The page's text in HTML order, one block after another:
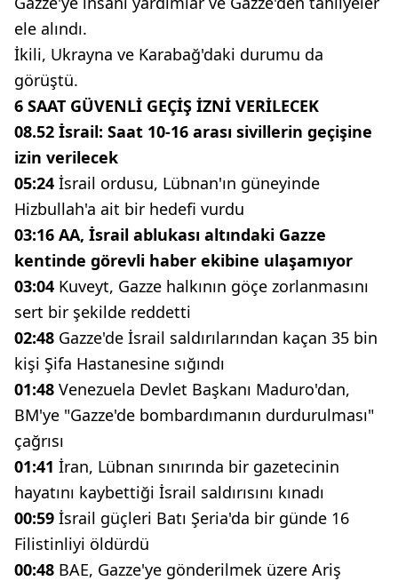
ele alındı.
İkili, Ukrayna ve Karabağ'daki durumu da
görüştü.
6 SAAT GÜVENLİ GEÇİŞ İZNİ VERİLECEK
08.52 İsrail: Saat 10-16 arası sivillerin geçişine
izin verilecek
05:24 İsrail ordusu, Lübnan'ın güneyinde
Hizbullah'a ait bir hedefi vurdu
03:16 AA, İsrail ablukası altındaki Gazze
kentinde görevli haber ekibine ulaşamıyor
03:04 Kuveyt, Gazze halkının göçe zorlanmasını
sert bir şekilde reddetti
02:48 Gazze'de İsrail saldırılarından kaçan 35 bin
kişi Şifa Hastanesine sığındı
01:48 Venezuela Devlet Başkanı Maduro'dan,
BM'ye "Gazze'de bombardımanın durdurulması"
çağrısı
01:41 İran, Lübnan sınırında bir gazetecinin
hayatını kaybettiği İsrail saldırısını kınadı
00:59 İsrail güçleri Batı Şeria'da bir günde 16
Filistinliyi öldürdü
00:48 BAE, Gazze'ye gönderilmek üzere Ariş